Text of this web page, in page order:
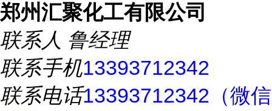
郑州汇聚化工有限公司
联系人 鲁经理
联系手机13393712342
联系电话13393712342（微信